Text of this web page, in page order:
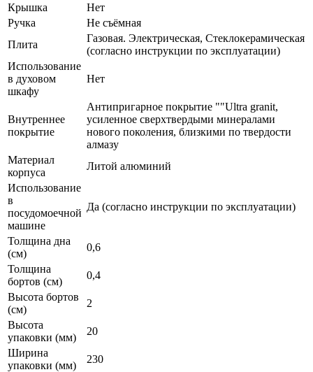
Крышка
Нет
Ручка
Не съёмная
Плита
Газовая. Электрическая, Стеклокерамическая
(согласно инструкции по эксплуатации)
Использование
в духовом
шкафу
Нет
Внутреннее
покрытие
Антипригарное покрытие ""Ultra granit,
усиленное сверхтвердыми минералами
нового поколения, близкими по твердости
алмазу
Материал
корпуса
Литой алюминий
Использование
в
посудомоечной
машине
Да (согласно инструкции по эксплуатации)
Толщина дна
(см)
0,6
Толщина
бортов (см)
0,4
Высота бортов
(см)
2
Высота
упаковки (мм)
20
Ширина
упаковки (мм)
230